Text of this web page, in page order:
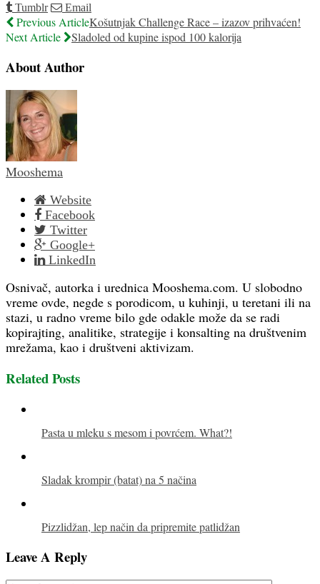
Tumblr Email
Previous ArticleKošutnjak Challenge Race – izazov prihvaćen!
Next Article
Sladoled od kupine ispod 100 kalorija
About Author
Mooshema
Website
Facebook
Twitter
Google+
LinkedIn
Osnivač, autorka i urednica Mooshema.com. U slobodno
vreme ovde, negde s porodicom, u kuhinji, u teretani ili na
stazi, u radno vreme bilo gde odakle može da se radi
kopirajting, analitike, strategije i konsalting na društvenim
mrežama, kao i društveni aktivizam.
Related Posts
Pasta u mleku s mesom i povrćem. What?!
Sladak krompir (batat) na 5 načina
Pizzlidžan, lep način da pripremite patlidžan
Leave A Reply